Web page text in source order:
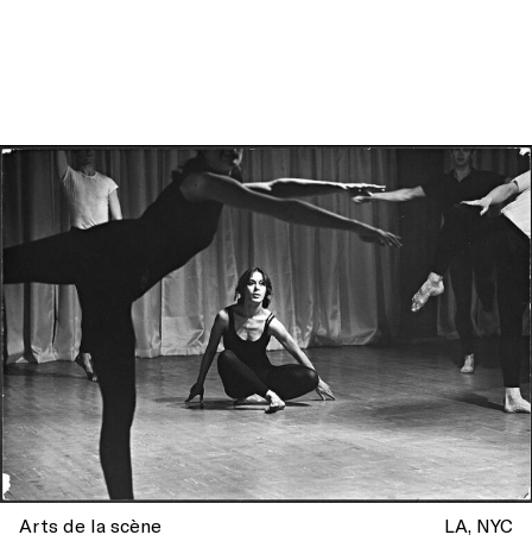
Arts de la scène LA NYC